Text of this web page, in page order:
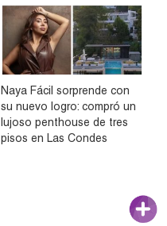
Naya Fácil sorprende con
su nuevo logro: compró un
lujoso penthouse de tres
pisos en Las Condes